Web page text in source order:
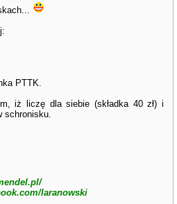
PTTK.
iż liczę dla siebie (składka 40 zł) i
schronisku.
laranowski